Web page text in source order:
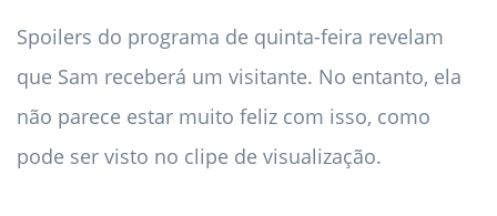
Spoilers do programa de quinta-feira revelam
que Sam receberá um visitante. No entanto, ela
não parece estar muito feliz com isso, como
pode ser visto no clipe de visualização.